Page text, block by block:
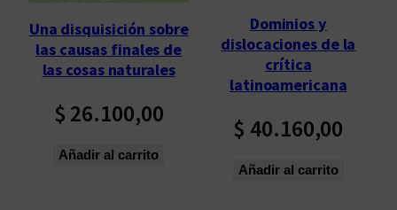
Una disquisición sobre
las causas finales de
las cosas naturales
$ 26.100,00
Añadir al carrito
Dominios y
dislocaciones de la
crítica
latinoamericana
$ 40.160,00
Añadir al carrito